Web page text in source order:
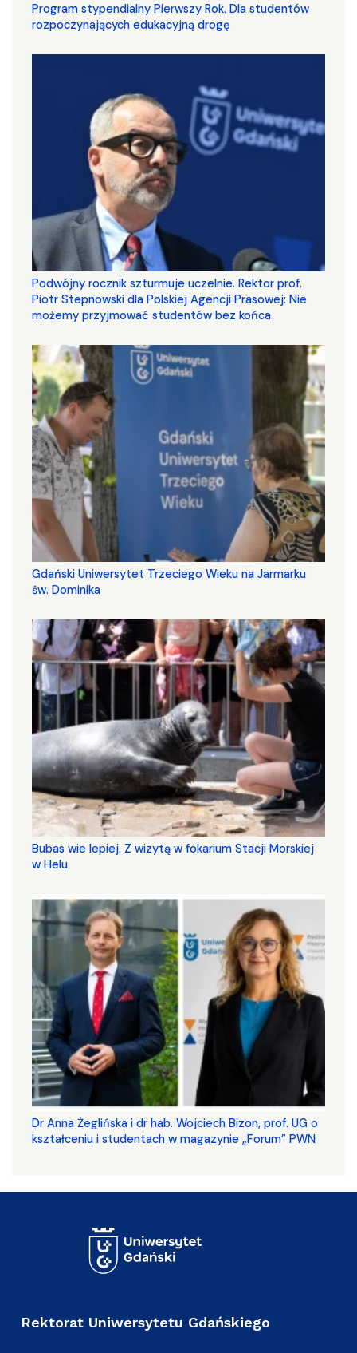
Program stypendialny Pierwszy Rok. Dla studentów
rozpoczynających edukacyjną drogę
Podwójny rocznik szturmuje uczelnie. Rektor prof.
Piotr Stepnowski dla Polskiej Agencji Prasowej: Nie
możemy przyjmować studentów bez końca
Gdański Uniwersytet Trzeciego Wieku na Jarmarku
św. Dominika
Bubas wie lepiej. Z wizytą w fokarium Stacji Morskiej
w Helu
​​​​​​​Dr Anna Żeglińska i dr hab. Wojciech Bizon, prof. UG o
kształceniu i studentach w magazynie „Forum” PWN
Rektorat Uniwersytetu Gdańskiego